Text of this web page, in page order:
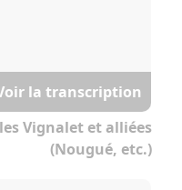
la transcription
Vignalet et alliées
(Nougué, etc.)